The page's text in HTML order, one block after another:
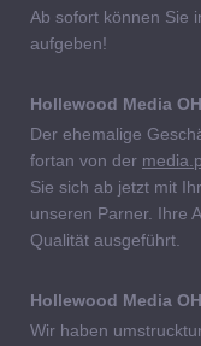
Ab sofort können Sie
aufgeben!
Hollewood Media
Der ehemalige
fortan von der
Sie sich ab jetzt mit
unseren Parner. Ihre
Qualität ausgeführt.
Hollewood Media
Wir haben